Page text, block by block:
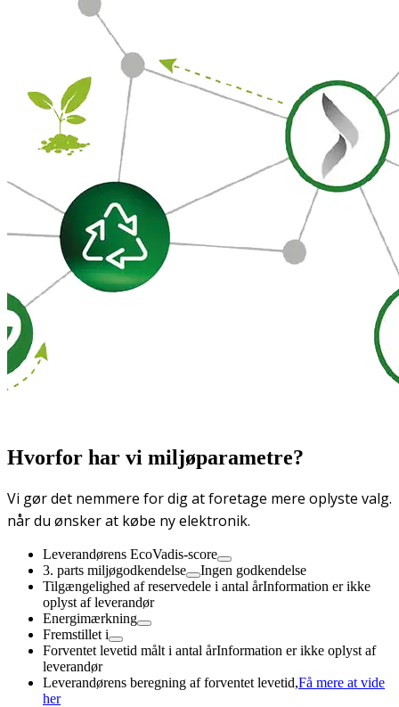
Hvorfor har vi miljøparametre?
Vi gør det nemmere for dig at foretage mere oplyste valg.
når du ønsker at købe ny elektronik.
Leverandørens EcoVadis-score
3. parts miljøgodkendelse
Ingen godkendelse
Tilgængelighed af reservedele i antal årInformation er ikke
oplyst af leverandør
Energimærkning
Fremstillet i
Forventet levetid målt i antal årInformation er ikke oplyst af
leverandør
Leverandørens beregning af forventet levetid,Få mere at vide
her